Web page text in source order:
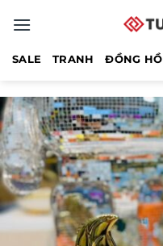
qua
SALE TRANH ĐỒNG HỒ